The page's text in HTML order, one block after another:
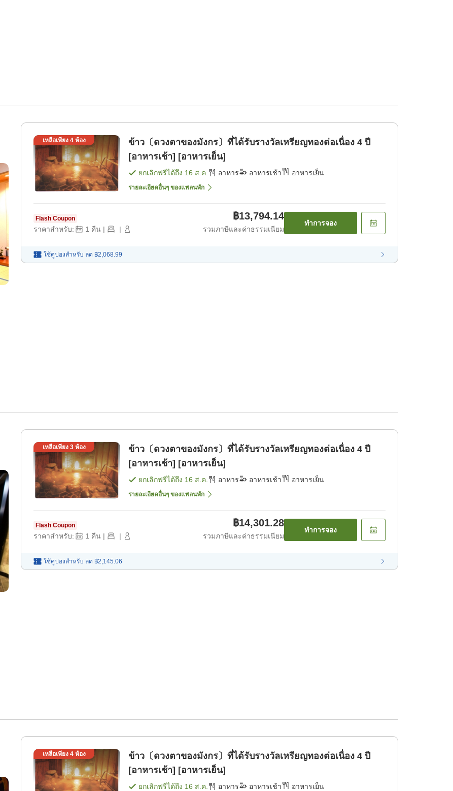
เหลือเพียง 4ห้อง
ข้าว〔ดวงตาของมังกร〕ที่ได้รับรางวัลเหรียญทองต่อเนื่อง 4 ปี
[อาหารเช้า] [อาหารเย็น]
ยกเลิกฟรีได้ถึง 16 ส.ค. อาหาร อาหารเช้า อาหารเย็น
รายละเอียดอื่นๆ ของแพลนพัก
Flash Coupon
ราคาสำหรับ: 1 คืน | |
฿13,794.14
รวมภาษีและค่าธรรมเนียม
ทำการจอง
ใช้คูปองสำหรับ ลด ฿2,068.99
เหลือเพียง 3ห้อง
ข้าว〔ดวงตาของมังกร〕ที่ได้รับรางวัลเหรียญทองต่อเนื่อง 4 ปี
[อาหารเช้า] [อาหารเย็น]
ยกเลิกฟรีได้ถึง 16 ส.ค. อาหาร อาหารเช้า อาหารเย็น
รายละเอียดอื่นๆ ของแพลนพัก
Flash Coupon
ราคาสำหรับ: 1 คืน | |
฿14,301.28
รวมภาษีและค่าธรรมเนียม
ทำการจอง
ใช้คูปองสำหรับ ลด ฿2,145.06
เหลือเพียง 4ห้อง
ข้าว〔ดวงตาของมังกร〕ที่ได้รับรางวัลเหรียญทองต่อเนื่อง 4 ปี
[อาหารเช้า] [อาหารเย็น]
ยกเลิกฟรีได้ถึง 16 ส.ค. อาหาร อาหารเช้า อาหารเย็น